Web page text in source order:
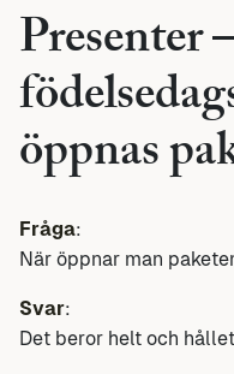
Presenter
öppnas
Fråga:
När öppnar man
Svar:
Det beror helt och